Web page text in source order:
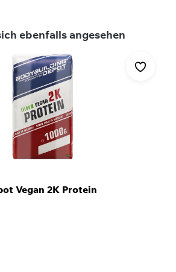
ebenfalls angesehen
Vegan 2K Protein